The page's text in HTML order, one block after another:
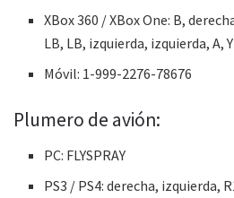
XBox 360 / XBox One: B,
LB, LB, izquierda, izquierda, A, Y
Móvil: 1-999-2276-78676
Plumero de avión:
PC: FLYSPRAY
PS3 / PS4: derecha, izquierda,